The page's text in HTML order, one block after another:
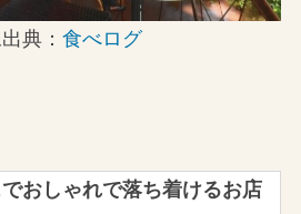
典： 食べログ
おしゃれで落ち着けるお店